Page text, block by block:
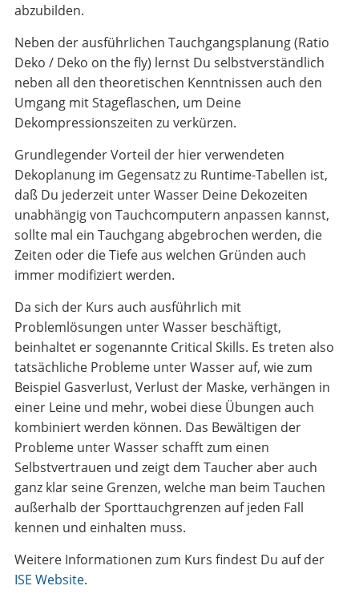
abzubilden.
Neben der ausführlichen Tauchgangsplanung (Ratio
Deko / Deko on the fly) lernst Du selbstverständlich
neben all den theoretischen Kenntnissen auch den
Umgang mit Stageflaschen, um Deine
Dekompressionszeiten zu verkürzen.
Grundlegender Vorteil der hier verwendeten
Dekoplanung im Gegensatz zu Runtime-Tabellen ist,
daß Du jederzeit unter Wasser Deine Dekozeiten
unabhängig von Tauchcomputern anpassen kannst,
sollte mal ein Tauchgang abgebrochen werden, die
Zeiten oder die Tiefe aus welchen Gründen auch
immer modifiziert werden.
Da sich der Kurs auch ausführlich mit
Problemlösungen unter Wasser beschäftigt,
beinhaltet er sogenannte Critical Skills. Es treten also
tatsächliche Probleme unter Wasser auf, wie zum
Beispiel Gasverlust, Verlust der Maske, verhängen in
einer Leine und mehr, wobei diese Übungen auch
kombiniert werden können. Das Bewältigen der
Probleme unter Wasser schafft zum einen
Selbstvertrauen und zeigt dem Taucher aber auch
ganz klar seine Grenzen, welche man beim Tauchen
außerhalb der Sporttauchgrenzen auf jeden Fall
kennen und einhalten muss.
Weitere Informationen zum Kurs findest Du auf der
ISE Website.